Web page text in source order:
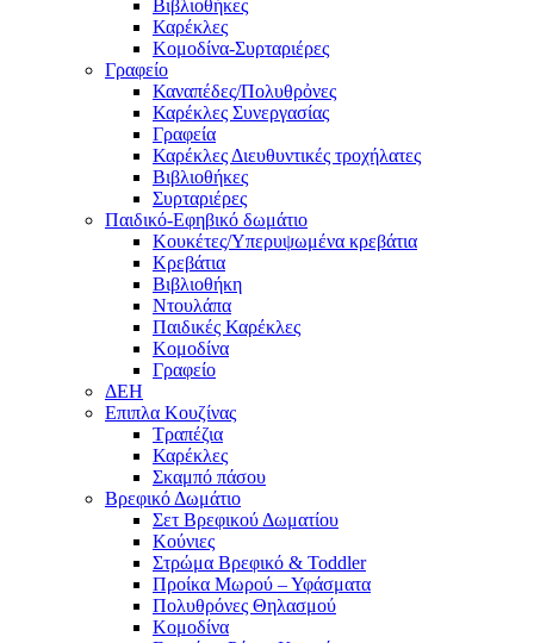
Βιβλιοθήκες
Καρέκλες
Κομοδίνα-Συρταριέρες
Γραφείο
Καναπέδες/Πολυθρὀνες
Καρέκλες Συνεργασίας
Γραφεία
Καρέκλες Διευθυντικές τροχήλατες
Βιβλιοθήκες
Συρταριέρες
Παιδικό-Εφηβικό δωμάτιο
Κουκέτες/Υπερυψωμένα κρεβάτια
Κρεβάτια
Βιβλιοθήκη
Ντουλάπα
Παιδικές Καρέκλες
Κομοδίνα
Γραφείο
ΔΕΗ
Επιπλα Κουζίνας
Τραπέζια
Καρέκλες
Σκαμπό πάσου
Βρεφικό Δωμάτιο
Σετ Βρεφικού Δωματίου
Κούνιες
Στρώμα Βρεφικό & Toddler
Προίκα Μωρού – Υφάσματα
Πολυθρόνες Θηλασμού
Κομοδίνα